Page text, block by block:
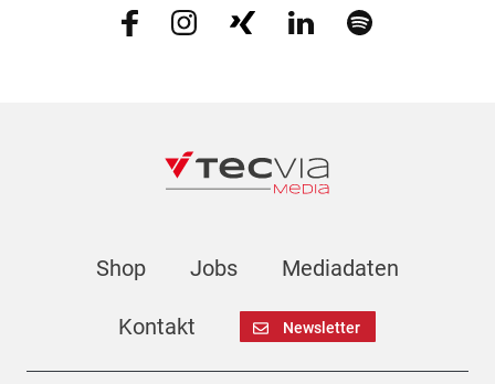
Shop Jobs Mediadaten
Kontakt Newsletter